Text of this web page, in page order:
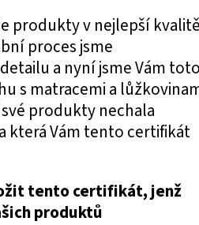
produkty v nejlepší
proces jsme
a nyní jsme Vám
s matracemi a
produkty nechala
která Vám tento certifikát
tento certifikát, jenž
produktů